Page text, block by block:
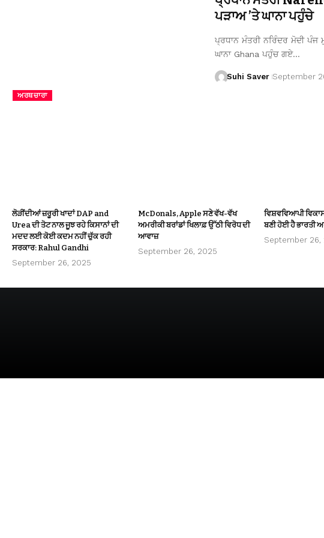
ਅਰਥਚਾਰਾ
ਪੜਾਅ ’ਤੇ ਘਾਨਾ ਪਹੁੰਚੇ
ਪ੍ਰਧਾਨ ਮੰਤਰੀ ਨਰਿੰਦਰ ਮੋਦੀ
ਘਾਨਾ Ghana ਪਹੁੰਚ ਗਏ…
Suhi Saver September
ਲੋੜੀਂਦੀਆਂ ਜ਼ਰੂਰੀ ਖਾਦਾਂ DAP and
Urea ਦੀ ਤੋਟ ਨਾਲ ਜੂਝ ਰਹੇ ਕਿਸਾਨਾਂ ਦੀ
ਮਦਦ ਲਈ ਕੋਈ ਕਦਮ ਨਹੀਂ ਚੁੱਕ ਰਹੀ
ਸਰਕਾਰ: Rahul Gandhi
September 26, 2025
McDonals, Apple ਸਣੇ ਵੱਖ-ਵੱਖ
ਅਮਰੀਕੀ ਬਰਾਂਡਾਂ ਖਿਲਾਫ਼ ਉੱਠੀ ਵਿਰੋਧ ਦੀ
ਆਵਾਜ਼
September 26, 2025
ਵਿਸ਼ਵਵਿਆਪੀ
ਬਣੀ ਹੋਈ ਹੈ ਭਾਰਤੀ
September 26,